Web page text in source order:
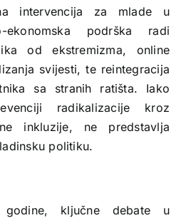
intervencija za mlade u
ekonomska podrška radi
od ekstremizma, online
svijesti, te reintegracija
sa stranih ratišta. Iako
radikalizacije kroz
inkluzije, ne predstavlja
politiku.
godine, ključne debate u